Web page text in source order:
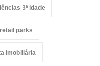
3ª idade
retail parks
imobiliária